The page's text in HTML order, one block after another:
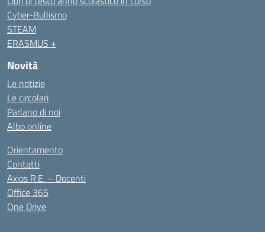
Cyber-Bullismo
STEAM
ERASMUS +
Novità
Le notizie
Le circolari
Parlano di noi
Albo online
Orientamento
Contatti
Axios R.E. – Docenti
Office 365
One Drive